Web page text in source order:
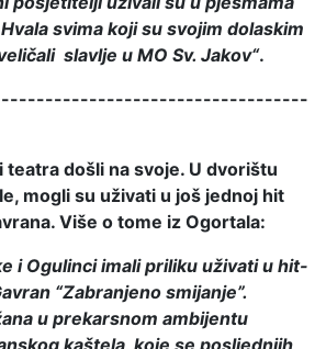
Hvala svima koji su svojim dolaskim
slavlje u MO Sv. Jakov“.
teatra došli na svoje. U dvorištu
mogli su uživati u još jednoj hit
Više o tome iz Ogortala:
i Ogulinci imali priliku uživati u hit-
“Zabranjeno smijanje”.
u prekarsnom ambijentu
kaštela, koje se posljednjih